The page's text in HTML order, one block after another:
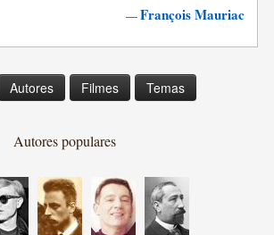
—François Mauriac
Autores Filmes Temas
Autores populares